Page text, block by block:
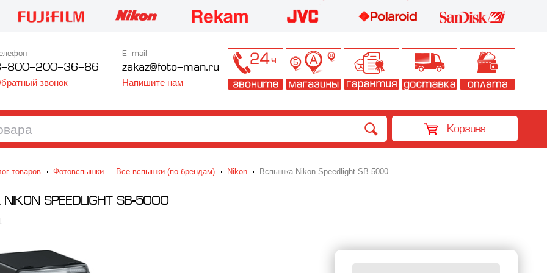
800-200-36-86
звонок
E-mail
zakaz@foto-man.ru
Напишите нам
Корзина
товаров Фотовспышки Все вспышки (по брендам) Nikon Вспышка Nikon Speedlight SB-5000
SPEEDLIGHT SB-5000